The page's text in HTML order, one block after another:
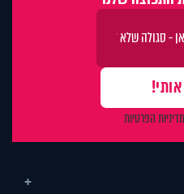
הפרטיות